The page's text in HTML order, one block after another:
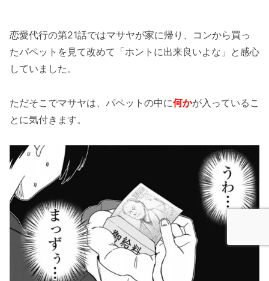
恋愛代行の第21話ではマサヤが家に帰り、コンから買っ
たパペットを見て改めて「ホントに出来良いよな」と感心
していました。
ただそこでマサヤは、パペットの中に何かが入っているこ
とに気付きます。